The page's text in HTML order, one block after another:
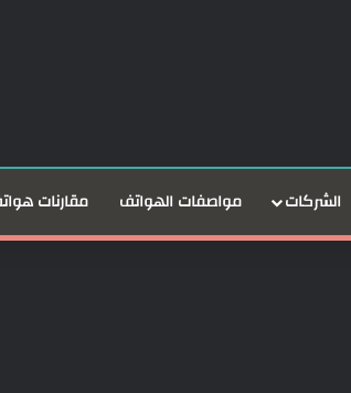
الشركات مواصفات الهواتف مقارنات